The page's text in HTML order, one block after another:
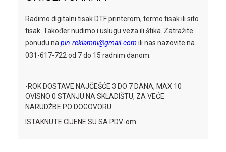
Radimo digitalni tisak DTF printerom, termo tisak ili sito
tisak. Također nudimo i uslugu veza ili štika. Zatražite
ponudu na pin.reklamni@gmail.com ili nas nazovite na
031-617-722 od 7 do 15 radnim danom.
-ROK DOSTAVE NAJČEŠĆE 3 DO 7 DANA, MAX 10
OVISNO 0 STANJU NA SKLADIŠTU, ZA VEĆE
NARUDŽBE PO DOGOVORU.
ISTAKNUTE CIJENE SU SA PDV-om